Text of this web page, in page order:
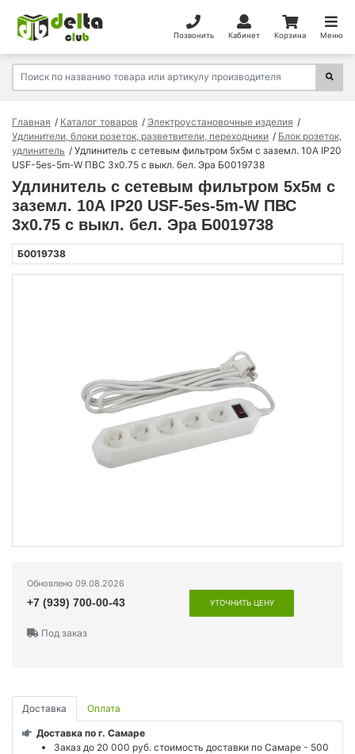
Позвонить Кабинет Корзина Меню
Главная Каталог товаров
Электроустановочные изделия
Удлинители, блоки розеток, разветвители, переходники
Блок розеток,
удлинитель
Удлинитель с сетевым фильтром 5х5м с заземл. 10А IP20
USF-5es-5m-W ПВС 3х0.75 с выкл. бел. Эра Б0019738
Удлинитель с сетевым фильтром 5х5м с
заземл. 10А IP20 USF-5es-5m-W ПВС
3х0.75 с выкл. бел. Эра Б0019738
Б0019738
Обновлено 09.08.2026
+7 (939) 700-00-43 УТОЧНИТЬ ЦЕНУ
Под заказ
Доставка Оплата
Доставка по г. Самаре
Заказ до 20 000 руб. стоимость доставки по Самаре - 500